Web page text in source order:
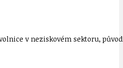
v neziskovém sektoru,